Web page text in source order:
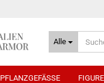
Alle
PFLANZGEFÄSSE